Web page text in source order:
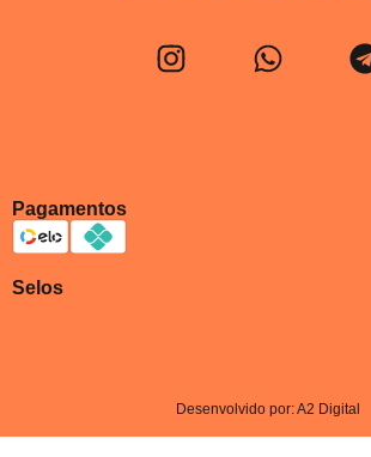
Pagamentos
Selos
Desenvolvido por: A2 Digital